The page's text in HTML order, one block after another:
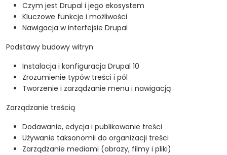
Czym jest Drupal i jego ekosystem
Kluczowe funkcje i możliwości
Nawigacja w interfejsie Drupal
Podstawy budowy witryn
Instalacja i konfiguracja Drupal 10
Zrozumienie typów treści i pól
Tworzenie i zarządzanie menu i nawigacją
Zarządzanie treścią
Dodawanie, edycja i publikowanie treści
Używanie taksonomii do organizacji treści
Zarządzanie mediami (obrazy, filmy i pliki)